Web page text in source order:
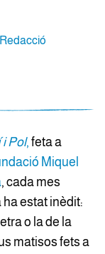
Redacció
Pol, feta a
Miquel
, cada mes
estat inèdit:
o la de la
matisos fets a